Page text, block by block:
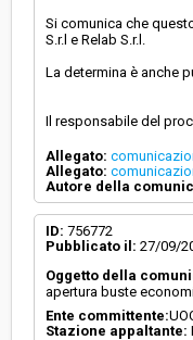
Si comunica che
S.r.l e Relab S.r.l.
La determina è anche
Il responsabile del
Allegato:
Allegato:
Autore della
ID: 756772
Pubblicato il: 27/09/
Oggetto della
apertura buste
Ente committente:
Stazione appaltante: